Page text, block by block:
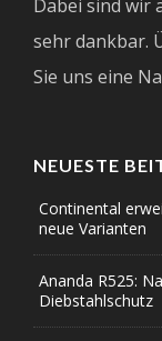
Dabei sind wir
sehr dankbar.
Sie uns eine
NEUESTE
Continental
neue Varianten
Ananda R525:
Diebstahlschutz